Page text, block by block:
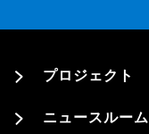
プロジェクト
ニュースルーム